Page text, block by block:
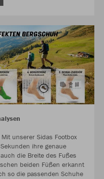
unserer Sidas Footbox
ihre genaue
die Breite des Fußes
beiden Füßen erkannt
so die passenden Schuhe